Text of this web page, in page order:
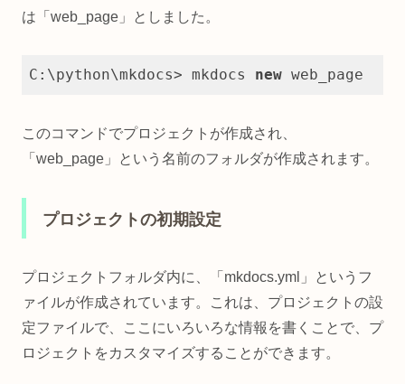
は「web_page」としました。
C:\python\mkdocs> mkdocs new web_page
このコマンドでプロジェクトが作成され、
「web_page」という名前のフォルダが作成されます。
プロジェクトの初期設定
プロジェクトフォルダ内に、「mkdocs.yml」というフ
ァイルが作成されています。これは、プロジェクトの設
定ファイルで、ここにいろいろな情報を書くことで、プ
ロジェクトをカスタマイズすることができます。